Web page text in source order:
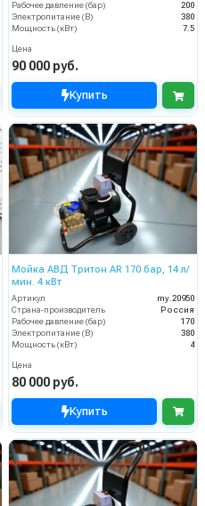
Рабочее давление (бар)
200
Электропитание (В)
380
Мощность (кВт)
7.5
Цена
90 000 руб.
Купить
Мойка АВД Тритон AR 170 бар, 14 л/
мин. 4 кВт
Артикул
my.20950
Страна-производитель
Россия
Рабочее давление (бар)
170
Электропитание (В)
380
Мощность (кВт)
4
Цена
80 000 руб.
Купить